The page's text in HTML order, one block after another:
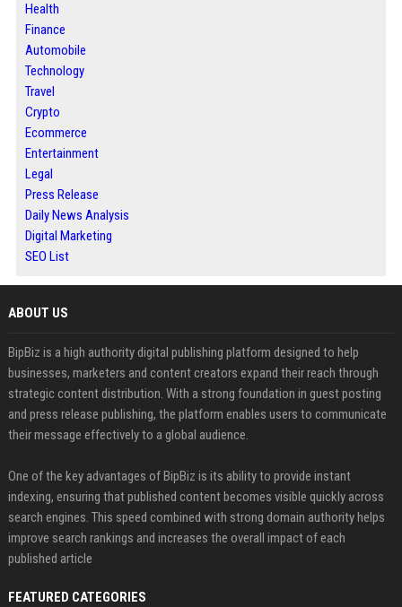
Health
Finance
Automobile
Technology
Travel
Crypto
Ecommerce
Entertainment
Legal
Press Release
Daily News Analysis
Digital Marketing
SEO List
ABOUT US
BipBiz is a high authority digital publishing platform designed to help
businesses, marketers and content creators expand their reach through
strategic content distribution. With a strong foundation in guest posting
and press release publishing, the platform enables users to communicate
their message effectively to a global audience.
One of the key advantages of BipBiz is its ability to provide instant
indexing, ensuring that published content becomes visible quickly across
search engines. This speed combined with strong domain authority helps
improve search rankings and increases the overall impact of each
published article
FEATURED CATEGORIES